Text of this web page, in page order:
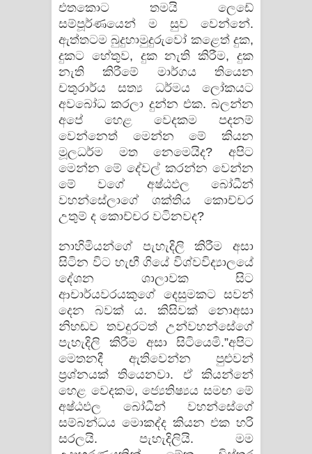
එතකොට තමයි ලෙඩේ
සම්පූර්ණයෙන් ම සුව වෙන්නේ.
ඇත්තටම බුදුහාමුදුරුවෝ කළෙත් දුක,
දුකට හේතුව, දුක නැති කිරීම, දුක
නැති කිරීමේ මාර්ගය තියෙන
චතුරාර්ය සත්‍ය ධර්මය ලෝකයට
අවබෝධ කරලා දුන්න එක. බලන්න
අපේ හෙළ වෙදකම පදනම්
වෙන්නෙත් මෙන්න මේ කියන
මූලධර්ම මත නෙමෙයිද? අපිට
මෙන්න මේ දේවල් කරන්න වෙන්න
මේ වගේ අෂ්ඨඵල බෝධීන්
වහන්සේලාගේ ශක්‌තිය කොච්චර
උතුම් ද කොච්චර වටිනවද?
නාහිමියන්ගේ පැහැදිලි කිරීම අසා
සිටින විට හැඟී ගියේ විශ්වවිද්‍යාලයේ
දේශන ශාලාවක සිට
ආචාර්යවරයකුගේ දෙසුමකට සවන්
දෙන බවක්‌ ය. කිසිවක්‌ නොඅසා
නිහඬව තවදුරටත් උන්වහන්සේගේ
පැහැදිලි කිරීම අසා සිටියෙමි.”අපිට
මෙතනදී ඇතිවෙන්න පුළුවන්
ප්‍රශ්නයක්‌ තියෙනවා. ඒ කියන්නේ
හෙළ වෙදකම, ජ්‍යෙතිෂ්‍යය සමඟ මේ
අෂ්ඨඵල බෝධීන් වහන්සේගේ
සම්බන්ධය මොකද්ද කියන එක හරි
සරලයි. පැහැදිලියි. මම